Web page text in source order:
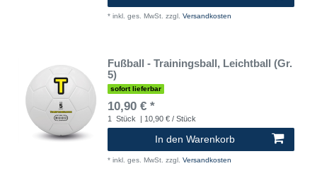
* inkl. ges. MwSt. zzgl. Versandkosten
Fußball - Trainingsball, Leichtball (Gr.
5)
sofort lieferbar
10,90 € *
1 Stück | 10,90 € / Stück
In den Warenkorb
* inkl. ges. MwSt. zzgl. Versandkosten